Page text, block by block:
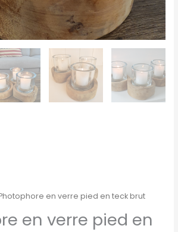
en verre pied en teck brut
en verre pied en